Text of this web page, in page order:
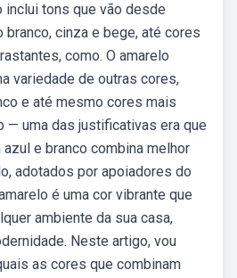
inclui tons que vão desde
cinza e bege, até cores
como. O amarelo
variedade de outras cores,
e até mesmo cores mais
— uma das justificativas era que
e branco combina melhor
adotados por apoiadores do
é uma cor vibrante que
ambiente da sua casa,
Neste artigo, vou
as cores que combinam